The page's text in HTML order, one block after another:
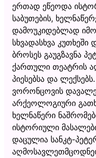
ერთად ეწეოდა
საბუთების,
დამოუკიდებლად
სხვადასხვა
ბროსეს გაუგზავნა
ქართული თეატრის
პიესებსა და
ვორონცოვის
არქეოლოგიური
ხელნაწერი
ისტორიული
დაცულია სანკტ-